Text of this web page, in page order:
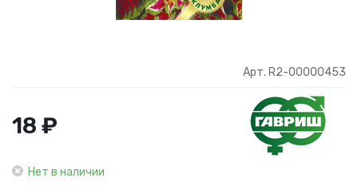
Арт. R2-00000453
18 ₽
Нет в наличии